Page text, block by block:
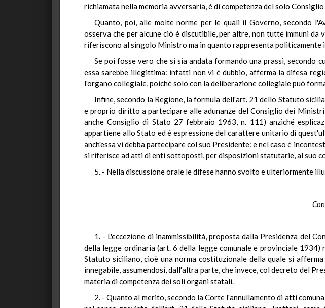
richiamata nella memoria avversaria, é di competenza del solo
Quanto, poi, alle molte norme per le quali il Governo, secondo
osserva che per alcune ciò é discutibile, per altre, non tutte immuni
riferiscono al singolo Ministro ma in quanto rappresenta politicamente
Se poi fosse vero che si sia andata formando una prassi,
essa sarebbe illegittima: infatti non vi é dubbio, afferma la difesa
l'organo collegiale, poiché solo con la deliberazione collegiale può
Infine, secondo la Regione, la formula dell'art. 21 dello Statuto
e proprio diritto a partecipare alle adunanze del Consiglio dei
anche Consiglio di Stato 27 febbraio 1963, n. 111) anziché
appartiene allo Stato ed é espressione del carattere unitario di
anch'essa vi debba partecipare col suo Presidente: e nel caso é
si riferisce ad atti di enti sottoposti, per disposizioni statutarie, al suo
5. - Nella discussione orale le difese hanno svolto e ulteriormente
1. - L'eccezione di inammissibilità, proposta dalla Presidenza del
della legge ordinaria (art. 6 della legge comunale e provinciale 1934)
Statuto siciliano, cioè una norma costituzionale della quale si
innegabile, assumendosi, dall'altra parte, che invece, col decreto del
materia di competenza dei soli organi statali.
2. - Quanto al merito, secondo la Corte l'annullamento di atti